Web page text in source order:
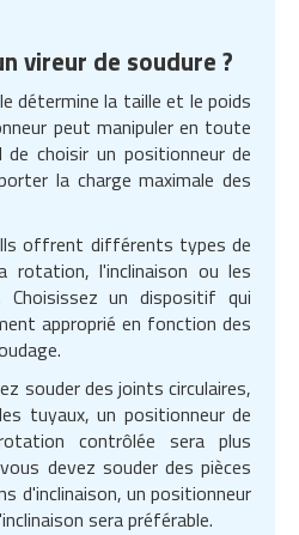
vireur de soudure ?
détermine la taille et le poids
peut manipuler en toute
choisir un positionneur de
la charge maximale des
offrent différents types de
rotation, l'inclinaison ou les
Choisissez un dispositif qui
approprié en fonction des
souder des joints circulaires,
tuyaux, un positionneur de
contrôlée sera plus
devez souder des pièces
d'inclinaison, un positionneur
sera préférable.